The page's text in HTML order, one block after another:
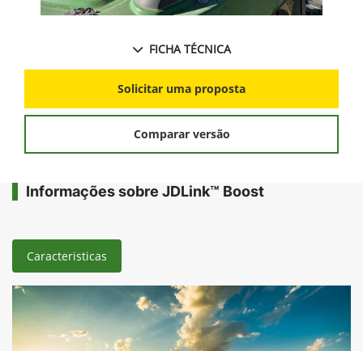
FICHA TÉCNICA
Solicitar uma proposta
Comparar versão
Informações sobre JDLink™ Boost
Caracteristicas